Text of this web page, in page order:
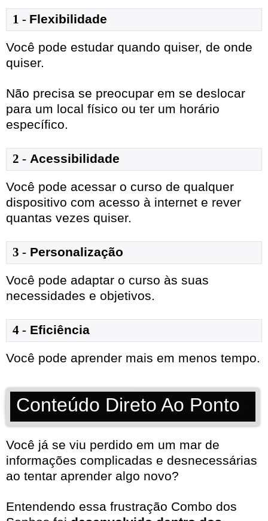
1 - Flexibilidade
Você pode estudar quando quiser, de onde
quiser.
Não precisa se preocupar em se deslocar
para um local físico ou ter um horário
específico.
2 - Acessibilidade
Você pode acessar o curso de qualquer
dispositivo com acesso à internet e rever
quantas vezes quiser.
3 - Personalização
Você pode adaptar o curso às suas
necessidades e objetivos.
4 - Eficiência
Você pode aprender mais em menos tempo.
Conteúdo Direto Ao Ponto
Você já se viu perdido em um mar de
informações complicadas e desnecessárias
ao tentar aprender algo novo?
Entendendo essa frustração Combo dos